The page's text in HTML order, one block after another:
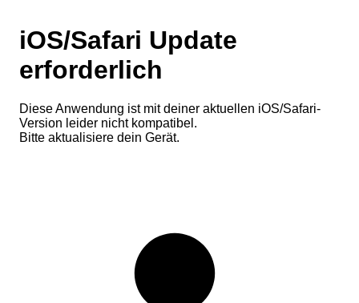
iOS/Safari Update
erforderlich
Diese Anwendung ist mit deiner aktuellen iOS/Safari-
Version leider nicht kompatibel.
Bitte aktualisiere dein Gerät.